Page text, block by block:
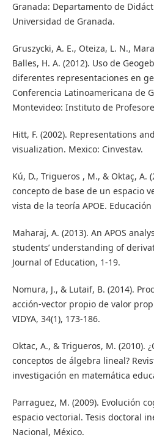
Granada: Departamento de
Universidad de Granada.
Gruszycki, A. E., Oteiza, L. N.,
Balles, H. A. (2012). Uso de
diferentes representaciones en
Conferencia Latinoamericana de
Montevideo: Instituto de
Hitt, F. (2002). Representations
visualization. Mexico: Cinvestav.
Kú, D., Trigueros , M., & Oktaç, A.
concepto de base de un espacio
vista de la teoría APOE.
Maharaj, A. (2013). An APOS
students’ understanding of
Journal of Education, 1-19.
Nomura, J., & Lutaif, B. (2014).
acción-vector propio de valor
VIDYA, 34(1), 173-186.
Oktac, A., & Trigueros, M. (2010).
conceptos de álgebra lineal?
investigación en matemática
Parraguez, M. (2009). Evolución
espacio vectorial. Tesis doctoral
Nacional, México.